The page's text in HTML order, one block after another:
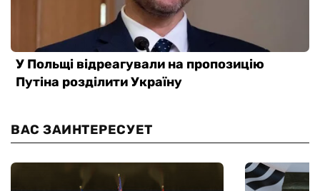
ВАС ЗАИНТЕРЕСУЕТ